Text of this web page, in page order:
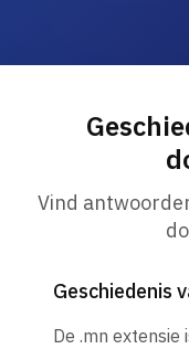
Vind
Geschiedenis
De .mn extensie